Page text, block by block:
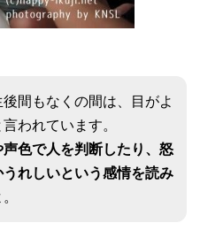
間もなくの間は、目がよ
われています。
色で人を判断したり、怒
うれしいという感情を読み